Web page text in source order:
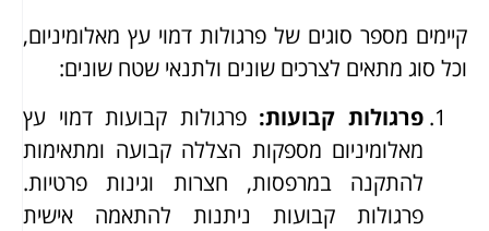
קיימים מספר סוגים של פרגולות דמוי עץ מאלומיניום,
וכל סוג מתאים לצרכים שונים ולתנאי שטח שונים:
פרגולות קבועות: פרגולות קבועות דמוי עץ
מאלומיניום מספקות הצללה קבועה ומתאימות
להתקנה במרפסות, חצרות וגינות פרטיות.
פרגולות קבועות ניתנות להתאמה אישית